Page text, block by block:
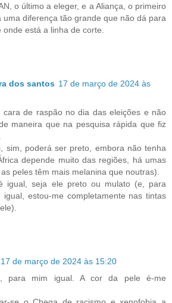
o último a eleger, e a Aliança, o primeiro
uma diferença tão grande que não dá para
onde está a linha de corte.
dos santos 17 de março de 2024 às
cara de raspão no dia das eleições e não
maneira que na pesquisa rápida que fiz
sim, poderá ser preto, embora não tenha
depende muito das regiões, há umas
peles têm mais melanina que noutras).
igual, seja ele preto ou mulato (e, para
igual, estou-me completamente nas tintas
17 de março de 2024 às 15:20
para mim igual. A cor da pele é-me